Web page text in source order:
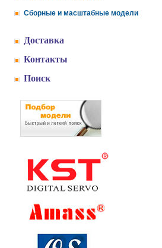
Сборные и масштабные модели
Доставка
Контакты
Поиск